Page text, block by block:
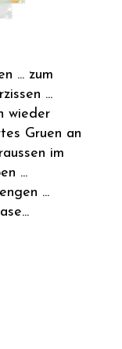
... zum
...
wieder
Gruen an
im
...
...